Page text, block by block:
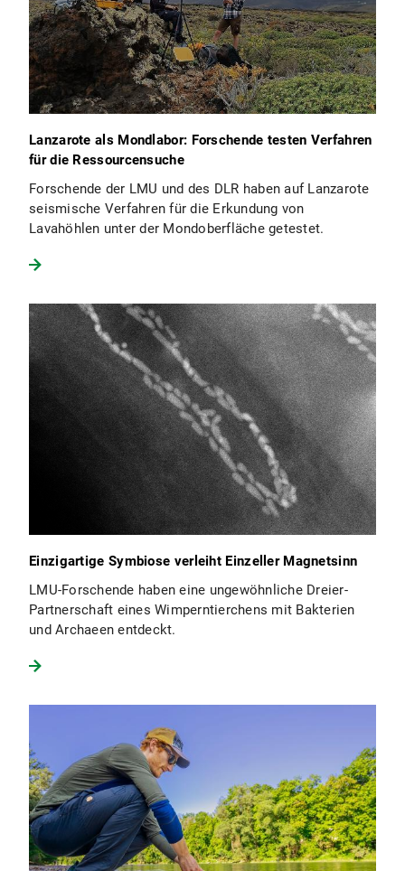
Lanzarote als Mondlabor: Forschende testen Verfahren
für die Ressourcensuche
Forschende der LMU und des DLR haben auf Lanzarote
seismische Verfahren für die Erkundung von
Lavahöhlen unter der Mondoberfläche getestet.
Einzigartige Symbiose verleiht Einzeller Magnetsinn
LMU-Forschende haben eine ungewöhnliche Dreier-
Partnerschaft eines Wimperntierchens mit Bakterien
und Archaeen entdeckt.